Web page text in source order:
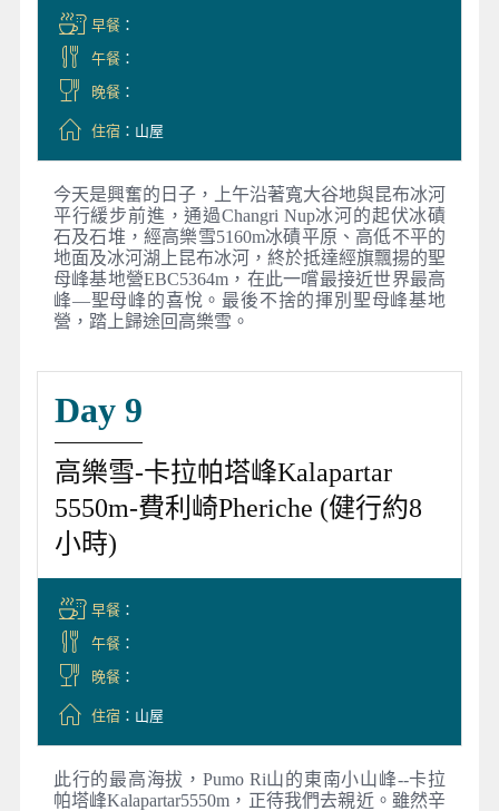
早餐：
午餐：
晚餐：
住宿：山屋
今天是興奮的日子，上午沿著寬大谷地與昆布冰河
平行緩步前進，通過Changri Nup冰河的起伏冰磧
石及石堆，經高樂雪5160m冰磧平原、高低不平的
地面及冰河湖上昆布冰河，終於抵達經旗飄揚的聖
母峰基地營EBC5364m，在此一嚐最接近世界最高
峰—聖母峰的喜悅。最後不捨的揮別聖母峰基地
營，踏上歸途回高樂雪。
Day 9
高樂雪-卡拉帕塔峰Kalapartar
5550m-費利崎Pheriche (健行約8
小時)
早餐：
午餐：
晚餐：
住宿：山屋
此行的最高海拔，Pumo Ri山的東南小山峰--卡拉
帕塔峰Kalapartar5550m，正待我們去親近。雖然辛